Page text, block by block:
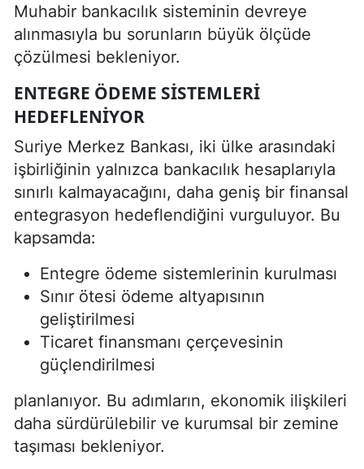
Muhabir bankacılık sisteminin devreye
alınmasıyla bu sorunların büyük ölçüde
çözülmesi bekleniyor.
ENTEGRE ÖDEME SISTEMLERI
HEDEFLENIYOR
Suriye Merkez Bankası, iki ülke arasındaki
işbirliğinin yalnızca bankacılık hesaplarıyla
sınırlı kalmayacağını, daha geniş bir finansal
entegrasyon hedeflendiğini vurguluyor. Bu
kapsamda:
Entegre ödeme sistemlerinin kurulması
Sınır ötesi ödeme altyapısının
geliştirilmesi
Ticaret finansmanı çerçevesinin
güçlendirilmesi
planlanıyor. Bu adımların, ekonomik ilişkileri
daha sürdürülebilir ve kurumsal bir zemine
taşıması bekleniyor.